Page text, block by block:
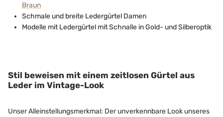
Braun
Schmale und breite Ledergürtel Damen
Modelle mit Ledergürtel mit Schnalle in Gold- und Silberoptik
Stil beweisen mit einem zeitlosen Gürtel aus
Leder im Vintage-Look
Unser Alleinstellungsmerkmal: Der unverkennbare Look unseres